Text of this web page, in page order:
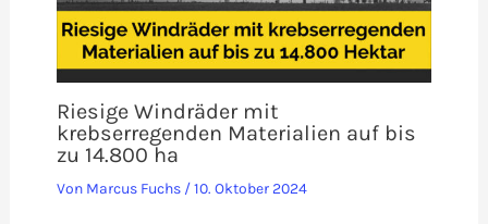
Riesige Windräder mit
krebserregenden Materialien auf bis
zu 14.800 ha
Von Marcus Fuchs /10. Oktober 2024